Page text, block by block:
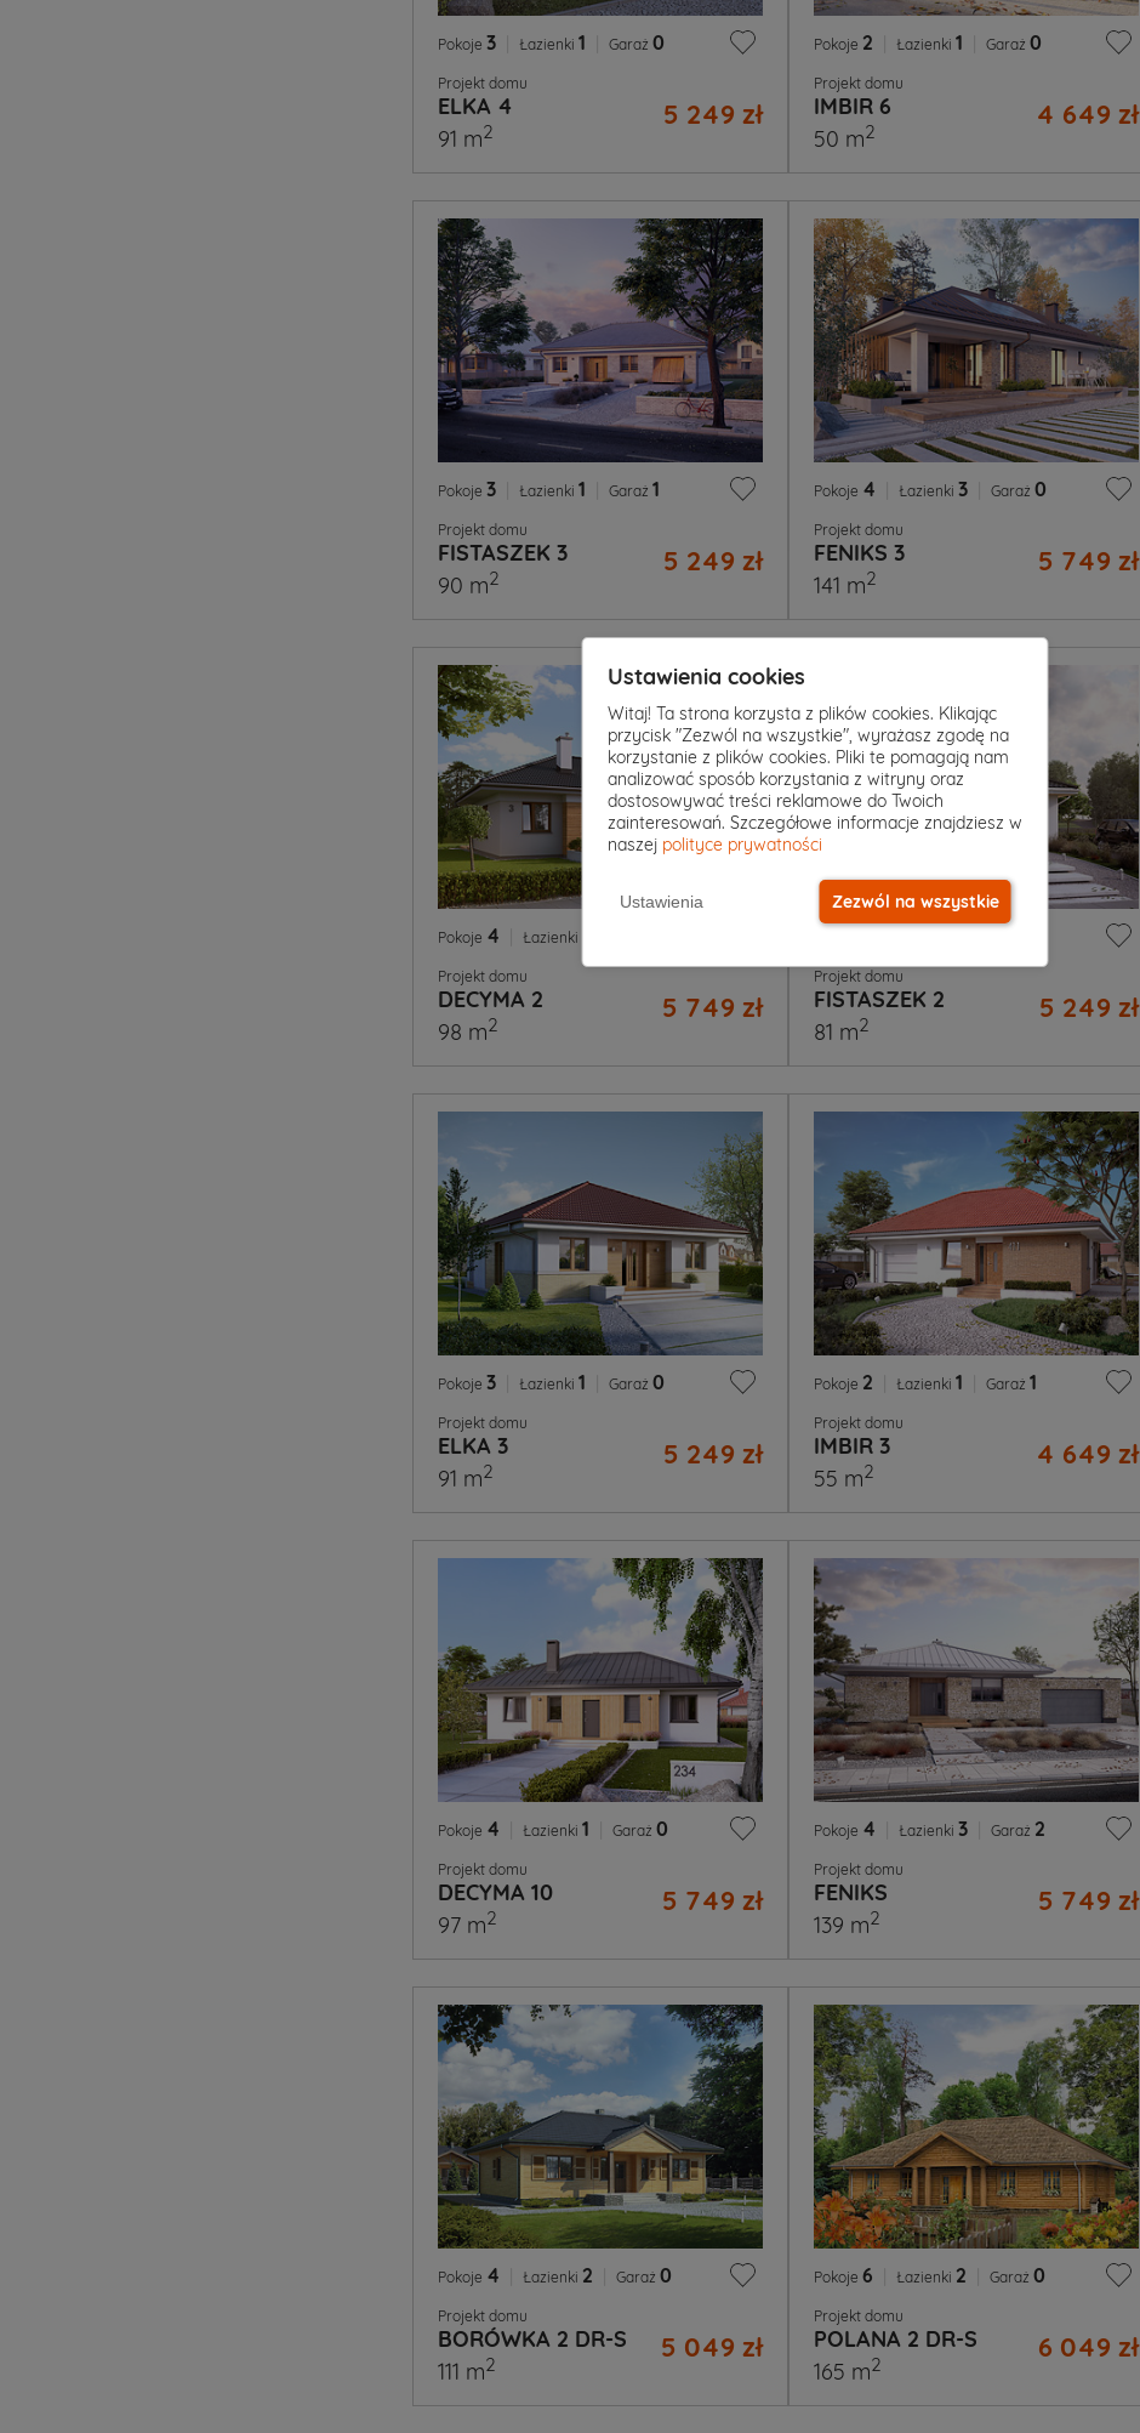
Pokoje 3 Łazienki 1 Garaż 0
Projekt domu
ELKA 4 5 249 zł
91 m2
Pokoje 2 Łazienki 1 Garaż 0
Projekt domu
IMBIR 6 4 649 zł
50 m2
Pokoje 3 Łazienki 1 Garaż 1
Projekt domu
FISTASZEK 3 5 249 zł
90 m2
Pokoje 4 Łazienki 3 Garaż 0
Projekt domu
FENIKS 3 5 749 zł
141 m2
Pokoje 4 Łazienki
Projekt domu
DECYMA 2 5 749 zł
98 m2
Projekt domu
FISTASZEK 2 5 249 zł
81 m2
Pokoje 3 Łazienki 1 Garaż 0
Projekt domu
ELKA 3 5 249 zł
91 m2
Pokoje 2 Łazienki 1 Garaż 1
Projekt domu
IMBIR 3 4 649 zł
55 m2
Pokoje 4 Łazienki 1 Garaż 0
Projekt domu
DECYMA 10 5 749 zł
97 m2
Pokoje 4 Łazienki 3 Garaż 2
Projekt domu
FENIKS 5 749 zł
139 m2
Pokoje 4 Łazienki 2 Garaż 0
Projekt domu
BORÓWKA 2 DR-S 5 049 zł
111 m2
Pokoje 6 Łazienki 2 Garaż 0
Projekt domu
POLANA 2 DR-S 6 049 zł
165 m2
Ustawienia cookies
Witaj! Ta strona korzysta z plików cookies. Klikając
przycisk "Zezwól na wszystkie", wyrażasz zgodę na
korzystanie z plików cookies. Pliki te pomagają nam
analizować sposób korzystania z witryny oraz
dostosowywać treści reklamowe do Twoich
zainteresowań. Szczegółowe informacje znajdziesz w
naszej polityce prywatności
Ustawienia Zezwól na wszystkie